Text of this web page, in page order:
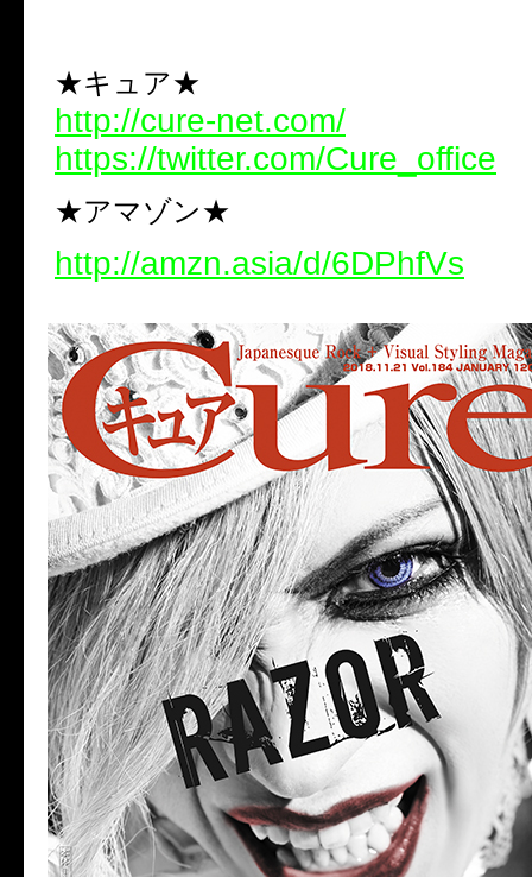
★キュア★
http://cure-net.com/
https://twitter.com/Cure_office
★アマゾン★
http://amzn.asia/d/6DPhfVs